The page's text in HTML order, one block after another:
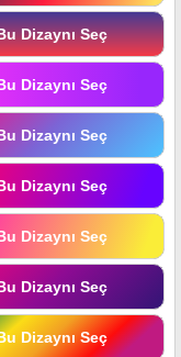
Dizaynı Seç
Dizaynı Seç
Dizaynı Seç
Dizaynı Seç
Dizaynı Seç
Dizaynı Seç
Dizaynı Seç